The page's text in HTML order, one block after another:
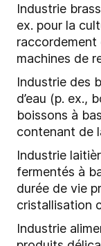
Industrie
ex. pour la
raccordement
machines de
Industrie des
d’eau (p. ex.,
boissons à
contenant de
Industrie
fermentés à
durée de vie
cristallisation
Industrie